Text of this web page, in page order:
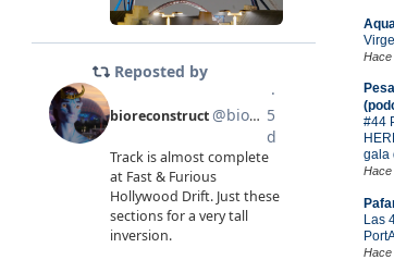
Hace
#44
gala
Hace
Las
Hace